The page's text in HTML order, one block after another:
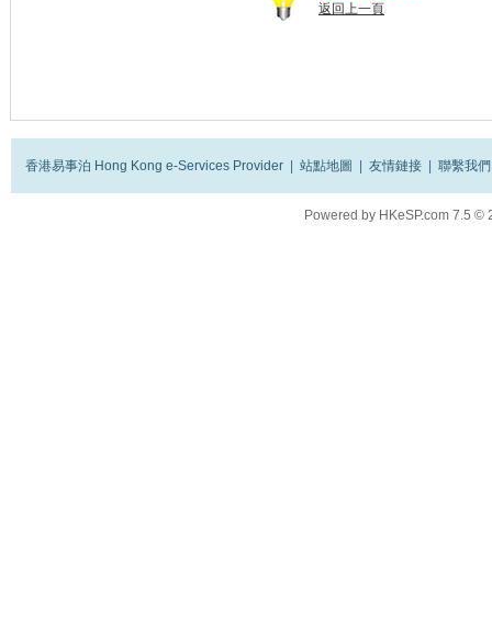
返回上一頁
香港易事泊 Hong Kong e-Services Provider 站點地圖 友情鏈接 聯繫我們
Powered by HKeSP.com 7.5 ©